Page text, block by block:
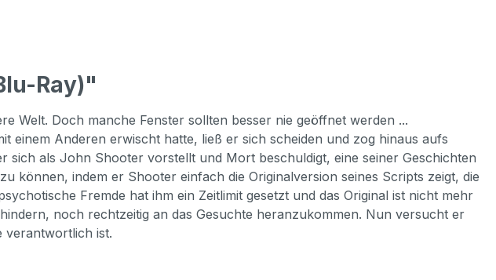
Ray)"
Welt. Doch manche Fenster sollten besser nie geöffnet werden ...
einem Anderen erwischt hatte, ließ er sich scheiden und zog hinaus aufs
sich als John Shooter vorstellt und Mort beschuldigt, eine seiner Geschichten
können, indem er Shooter einfach die Originalversion seines Scripts zeigt, die
Fremde hat ihm ein Zeitlimit gesetzt und das Original ist nicht mehr
noch rechtzeitig an das Gesuchte heranzukommen. Nun versucht er
verantwortlich ist.